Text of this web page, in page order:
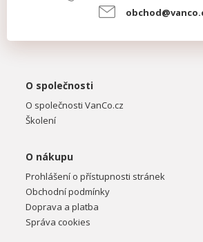
O společnosti
O společnosti VanCo.cz
Školení
O nákupu
Prohlášení o přístupnosti stránek
Obchodní podmínky
Doprava a platba
Správa cookies